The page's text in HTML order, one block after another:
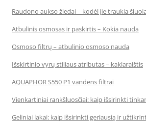
Raudono aukso žiedai – kodėl jie traukia
Atbulinis osmosas ir paskirtis – Kokia nauda
Osmoso filtrų – atbulinio osmoso nauda
Išskirtinio vyrų stiliaus atributas – kaklaraištis
AQUAPHOR S550 P1 vandens filtrai
Vienkartiniai rankšluosčiai: kaip išsirinkti
Geliniai lakai: kaip išsirinkti geriausią ir